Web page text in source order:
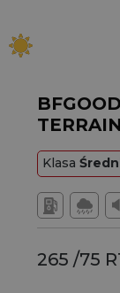
Klasa
265 /75